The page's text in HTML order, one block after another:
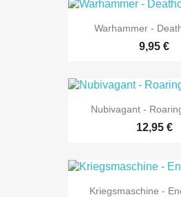
Warhammer -
9,95 €
Nubivagant -
12,95 €
Kriegsmaschine -